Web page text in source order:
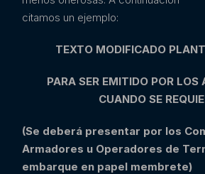
citamos un ejemplo:
TEXTO MODIFICADO
PARA SER EMITIDO POR LOS
CUANDO SE
(Se deberá presentar por los
Armadores u Operadores de
embarque en papel membrete)